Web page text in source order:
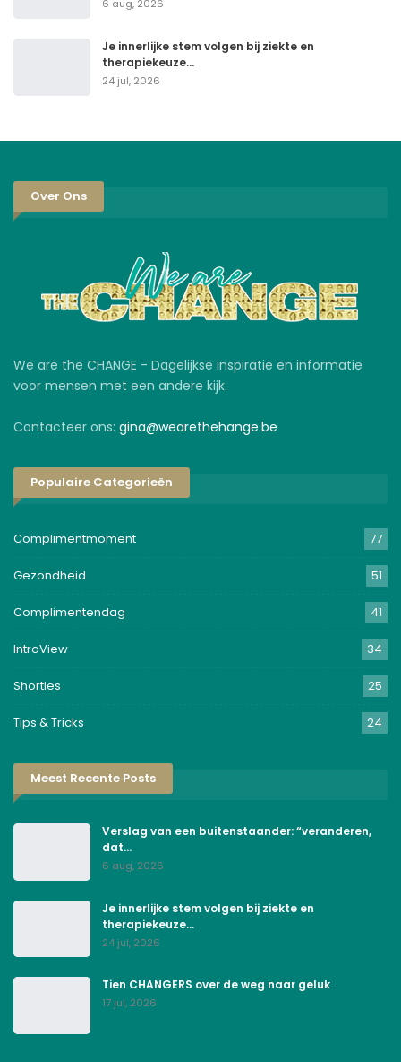
6 aug, 2026
Je innerlijke stem volgen bij ziekte en
therapiekeuze…
24 jul, 2026
Over Ons
We are the CHANGE - Dagelijkse inspiratie en informatie
voor mensen met een andere kijk.
Contacteer ons: gina@wearethehange.be
Populaire Categorieën
Complimentmoment 77
Gezondheid 51
Complimentendag 41
IntroView 34
Shorties 25
Tips & Tricks 24
Meest Recente Posts
Verslag van een buitenstaander: “veranderen,
dat…
6 aug, 2026
Je innerlijke stem volgen bij ziekte en
therapiekeuze…
24 jul, 2026
Tien CHANGERS over de weg naar geluk
17 jul, 2026